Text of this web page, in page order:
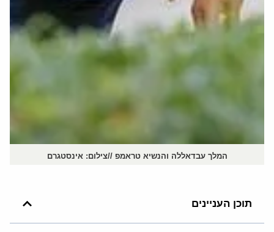
המלך עבדאללה והנשיא טראמפ //צילום: אינסטגרם
תוכן העניינים